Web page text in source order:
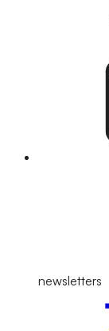
newsletters